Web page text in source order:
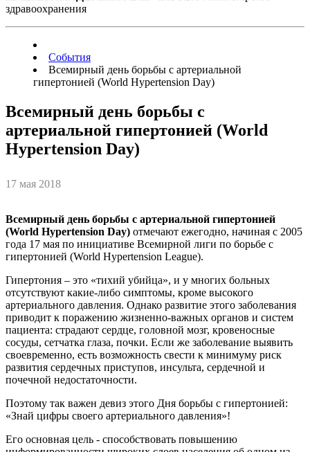
здравоохранения
События
Всемирный день борьбы с артериальной
гипертонией (World Hypertension Day)
Всемирный день борьбы с
артериальной гипертонией (World
Hypertension Day)
17 мая 2018
Всемирный день борьбы с артериальной гипертонией
(World Hypertension Day) отмечают ежегодно, начиная с 2005
года 17 мая по инициативе Всемирной лиги по борьбе с
гипертонией (World Hypertension League).
Гипертония – это «тихий убийца», и у многих больных
отсутствуют какие-либо симптомы, кроме высокого
артериального давления. Однако развитие этого заболевания
приводит к поражению жизненно-важных органов и систем
пациента: страдают сердце, головной мозг, кровеносные
сосуды, сетчатка глаза, почки. Если же заболевание выявить
своевременно, есть возможность свести к минимуму риск
развития сердечных приступов, инсульта, сердечной и
почечной недостаточности.
Поэтому так важен девиз этого Дня борьбы с гипертонией:
«Знай цифры своего артериального давления»!
Его основная цель - способствовать повышению